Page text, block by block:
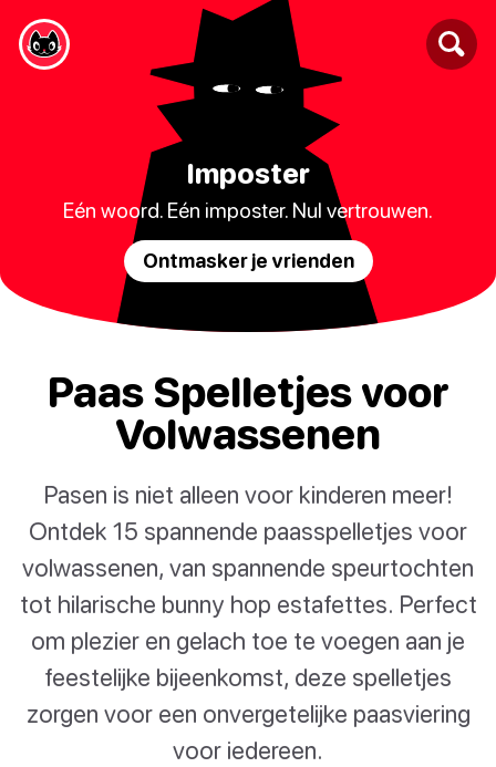
Imposter
Eén woord. Eén imposter. Nul vertrouwen.
Ontmasker je vrienden
Paas Spelletjes voor
Volwassenen
Pasen is niet alleen voor kinderen meer!
Ontdek 15 spannende paasspelletjes voor
volwassenen, van spannende speurtochten
tot hilarische bunny hop estafettes. Perfect
om plezier en gelach toe te voegen aan je
feestelijke bijeenkomst, deze spelletjes
zorgen voor een onvergetelijke paasviering
voor iedereen.